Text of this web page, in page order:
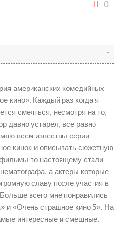
0
американских комедийных
кино». Каждый раз когда я
смеяться, несмотря на то,
давно устарел, все равно
всем известны серии
кино» и описывать сюжетную
по настоящему стали
а актеры которые
славу после участия в
всего мне понравились
и «Очень страшное кино 5». На
интересные и смешные.